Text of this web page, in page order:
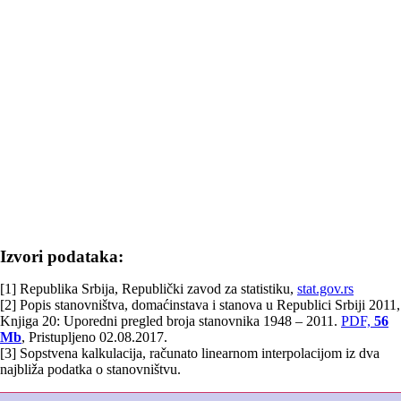
Izvori podataka:
[1] Republika Srbija, Republički zavod za statistiku, stat.gov.rs
[2] Popis stanovništva, domaćinstava i stanova u Republici Srbiji 2011,
Knjiga 20: Uporedni pregled broja stanovnika 1948 – 2011. PDF, 56
Mb, Pristupljeno 02.08.2017.
[3] Sopstvena kalkulacija, računato linearnom interpolacijom iz dva
najbliža podatka o stanovništvu.